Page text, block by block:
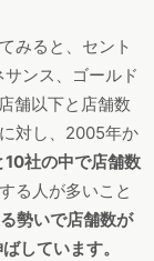
みると、セント
ンス、ゴールド
舗以下と店舗数
対し、2005年か
社の中で店舗数
る人が多いこと
勢いで店舗数が
しています。